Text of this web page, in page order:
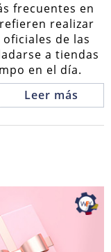
frecuentes en
realizar
de las
a tiendas
en el día.
Leer más